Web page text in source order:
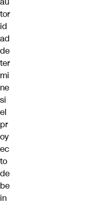
tor
id
ad
de
ter
mi
ne
si
el
pr
oy
ec
to
de
be
in